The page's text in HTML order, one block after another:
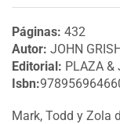
Páginas: 432
Autor: JOHN
Editorial: PLAZA &
Isbn:
Mark, Todd y Zola